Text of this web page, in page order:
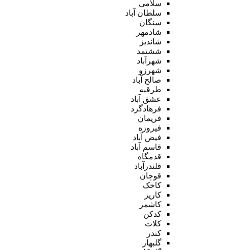
سلامی
سلطان آباد
سنگان
شادمهر
شاندیز
ششتمد
شهرآباد
شهرزو
صالح آباد
طرقبه
عشق آباد
فرهادگرد
فریمان
فیروزه
فیض آباد
قاسم آباد
قدمگاه
قلندرآباد
قوچان
کاخک
کاریز
کاشمر
کدکن
کلات
کندر
گلبهار